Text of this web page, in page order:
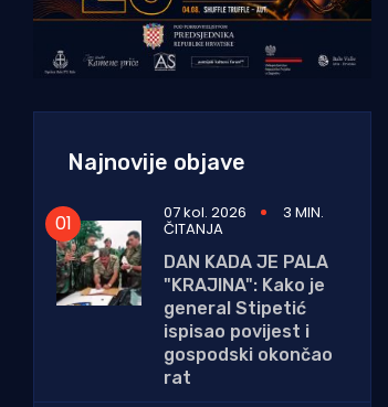
Najnovije objave
07 kol. 2026 3 MIN.
ČITANJA
DAN KADA JE PALA
"KRAJINA": Kako je
general Stipetić
ispisao povijest i
gospodski okončao
rat